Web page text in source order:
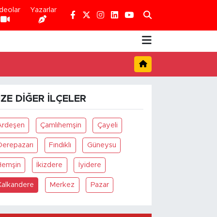
Yazarlar
DIĞER İLÇELER
Çamlıhemşin Çayeli
Fındıklı Güneysu
İkizdere İyidere
Merkez Pazar